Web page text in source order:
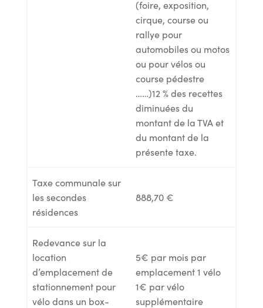
(foire, exposition,
cirque, course ou
rallye pour
automobiles ou motos
ou pour vélos ou
course pédestre
……)12 % des recettes
diminuées du
montant de la TVA et
du montant de la
présente taxe.
Taxe communale sur
les secondes
résidences
888,70 €
Redevance sur la
location
d’emplacement de
stationnement pour
vélo dans un box-
5€ par mois par
emplacement 1 vélo
1€ par vélo
supplémentaire